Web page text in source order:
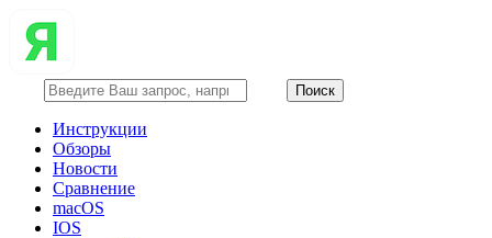
Инструкции
Обзоры
Новости
Сравнение
macOS
IOS